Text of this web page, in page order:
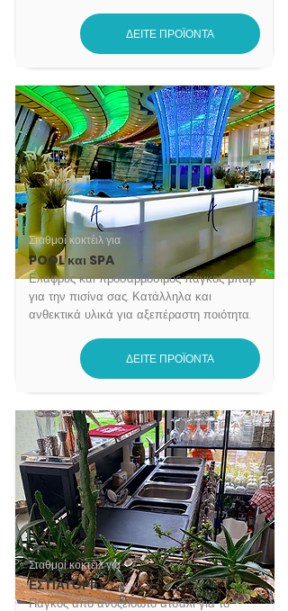
ΔΕΙΤΕ ΠΡΟΪΟΝΤΑ
Σταθμοί κοκτέιλ για
POOL και SPA
Ελαφρύς και προσαρμόσιμος πάγκος μπαρ
για την πισίνα σας. Κατάλληλα και
ανθεκτικά υλικά για αξεπέραστη ποιότητα.
ΔΕΙΤΕ ΠΡΟΪΟΝΤΑ
Σταθμοί κοκτέιλ για
ΕΣΤΙΑΤΟΡΙΟ
Πάγκος από ανοξείδωτο ατσάλι για το